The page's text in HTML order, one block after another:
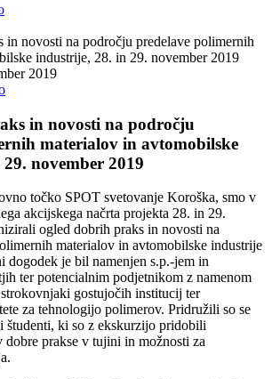
2019
in novosti na področju
materialov in avtomobilske
november 2019
točko SPOT svetovanje Koroška, smo v
akcijskega načrta projekta 28. in 29.
ogled dobrih praks in novosti na
materialov in avtomobilske industrije
je bil namenjen s.p.-jem in
ter potencialnim podjetnikom z namenom
gostujočih institucij ter
za tehnologijo polimerov. Pridružili so se
študenti, ki so z ekskurzijo pridobili
dobre prakse v tujini in možnosti za